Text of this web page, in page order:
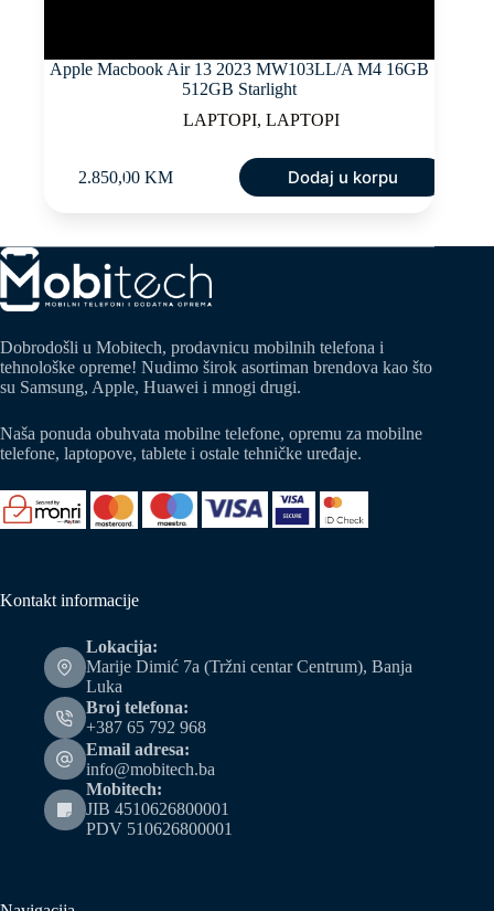
Apple Macbook Air 13 2023 MW103LL/A M4 16GB
512GB Starlight
LAPTOPI,LAPTOPI
2.850,00 KM Dodaj u korpu
Dobrodošli u Mobitech, prodavnicu mobilnih telefona i
tehnološke opreme! Nudimo širok asortiman brendova kao što
su Samsung, Apple, Huawei i mnogi drugi.
Naša ponuda obuhvata mobilne telefone, opremu za mobilne
telefone, laptopove, tablete i ostale tehničke uređaje.
Kontakt informacije
Lokacija:
Marije Dimić 7a (Tržni centar Centrum), Banja
Luka
Broj telefona:
+387 65 792 968
Email adresa:
info@mobitech.ba
Mobitech:
JIB 4510626800001
PDV 510626800001